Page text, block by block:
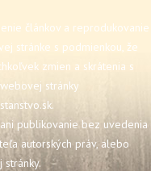
článkov a reprodukovanie
stránke s podmienkou, že
zmien a skrátenia s
stránky
.
publikovanie bez uvedenia
autorských práv, alebo